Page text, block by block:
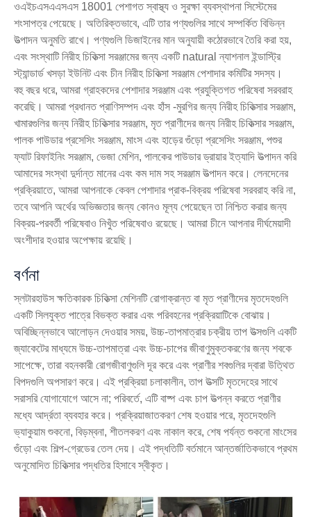
ওএইচএসএএসএস 18001 পেশাগত স্বাস্থ্য ও সুরক্ষা ব্যবস্থাপনা সিস্টেমের
শংসাপত্র পেয়েছে। অতিরিক্তভাবে, এটি তার পণ্যগুলির সাথে সম্পর্কিত বিভিন্ন
উত্পাদন অনুমতি রাখে। পণ্যগুলি ডিজাইনের মান অনুযায়ী কঠোরভাবে তৈরি করা হয়,
এবং সংস্থাটি নিরীহ চিকিত্সা সরঞ্জামের জন্য একটি natural ন্যাশনাল ইন্ডাস্ট্রি
স্ট্যান্ডার্ড খসড়া ইউনিট এবং চীন নিরীহ চিকিত্সা সরঞ্জাম পেশাদার কমিটির সদস্য।
বহু বছর ধরে, আমরা গ্রাহকদের পেশাদার সরঞ্জাম এবং প্রযুক্তিগত পরিষেবা সরবরাহ
করেছি। আমরা প্রধানত প্রাণিসম্পদ এবং হাঁস -মুরগির জন্য নিরীহ চিকিত্সার সরঞ্জাম,
খামারগুলির জন্য নিরীহ চিকিত্সার সরঞ্জাম, মৃত প্রাণীদের জন্য নিরীহ চিকিত্সার সরঞ্জাম,
পালক পাউডার প্রসেসিং সরঞ্জাম, মাংস এবং হাড়ের গুঁড়ো প্রসেসিং সরঞ্জাম, পশুর
ফ্যাট রিফাইনিং সরঞ্জাম, ভেজা মেশিন, পালকের পাউডার ড্রায়ার ইত্যাদি উত্পাদন করি
আমাদের সংস্থা দুর্দান্ত মানের এবং কম দাম সহ সরঞ্জাম উত্পাদন করে। লেনদেনের
প্রক্রিয়াতে, আমরা আপনাকে কেবল পেশাদার প্রাক-বিক্রয় পরিষেবা সরবরাহ করি না,
তবে আপনি অর্থের অভিজ্ঞতার জন্য কোনও মূল্য পেয়েছেন তা নিশ্চিত করার জন্য
বিক্রয়-পরবর্তী পরিষেবাও নিখুঁত পরিষেবাও রয়েছে। আমরা চীনে আপনার দীর্ঘমেয়াদী
অংশীদার হওয়ার অপেক্ষায় রয়েছি।
বর্ণনা
স্লটারহাউস ক্ষতিকারক চিকিত্সা মেশিনটি রোগাক্রান্ত বা মৃত প্রাণীদের মৃতদেহগুলি
একটি সিলযুক্ত পাত্রে বিভক্ত করার এবং পরিবহনের প্রক্রিয়াটিকে বোঝায়।
অবিচ্ছিন্নভাবে আলোড়ন দেওয়ার সময়, উচ্চ-তাপমাত্রার চক্রীয় তাপ উত্সগুলি একটি
জ্যাকেটের মাধ্যমে উচ্চ-তাপমাত্রা এবং উচ্চ-চাপের জীবাণুমুক্তকরণের জন্য শবকে
সাপেক্ষে, তারা বহনকারী রোগজীবাণুগুলি দূর করে এবং প্রাণীর শবগুলির দ্বারা উত্থিত
বিপদগুলি অপসারণ করে। এই প্রক্রিয়া চলাকালীন, তাপ উত্সটি মৃতদেহের সাথে
সরাসরি যোগাযোগে আসে না; পরিবর্তে, এটি বাষ্প এবং চাপ উত্পন্ন করতে প্রাণীর
মধ্যে আর্দ্রতা ব্যবহার করে। প্রক্রিয়াজাতকরণ শেষ হওয়ার পরে, মৃতদেহগুলি
ভ্যাকুয়াম শুকনো, বিড়ম্বনা, শীতলকরণ এবং নাকাল করে, শেষ পর্যন্ত শুকনো মাংসের
গুঁড়ো এবং শিল্প-গ্রেডের তেল দেয়। এই পদ্ধতিটি বর্তমানে আন্তর্জাতিকভাবে প্রথম
অনুমোদিত চিকিত্সার পদ্ধতির হিসাবে স্বীকৃত।